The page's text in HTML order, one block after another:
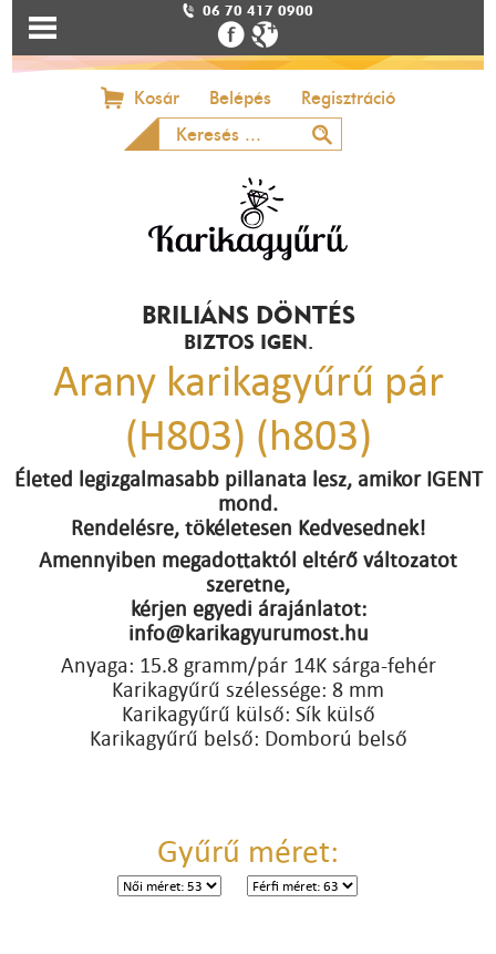
06 70 417 0900
Kosár Belépés Regisztráció
BRILIÁNS DÖNTÉS
BIZTOS IGEN.
Arany karikagyűrű pár
(H803) (h803)
Életed legizgalmasabb pillanata lesz, amikor IGENT
mond.
Rendelésre, tökéletesen Kedvesednek!
Amennyiben megadottaktól eltérő változatot
szeretne,
kérjen egyedi árajánlatot:
info@karikagyurumost.hu
Anyaga: 15.8 gramm/pár 14K sárga-fehér
Karikagyűrű szélessége: 8 mm
Karikagyűrű külső: Sík külső
Karikagyűrű belső: Domború belső
Gyűrű méret: